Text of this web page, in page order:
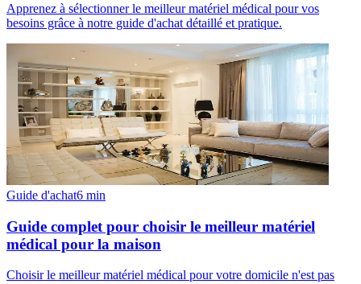
Apprenez à sélectionner le meilleur matériel médical pour vos
besoins grâce à notre guide d'achat détaillé et pratique.
Guide d'achat6 min
Guide complet pour choisir le meilleur matériel
médical pour la maison
Choisir le meilleur matériel médical pour votre domicile n'est pas